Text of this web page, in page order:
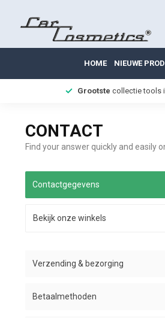
HOME NIEUWE
Grootste collectie tools
CONTACT
Find your answer quickly and easily
Contactgegevens
Bekijk onze winkels
Verzending & bezorging
Betaalmethoden